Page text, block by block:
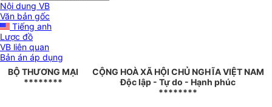
Nội dung VB
Văn bản gốc
Tiếng anh
Lược đồ
VB liên quan
Bản án áp dụng
BỘ THƯƠNG MẠI
********
CỘNG HOÀ XÃ HỘI CHỦ NGHĨA VIỆT NAM
Độc lập - Tự do - Hạnh phúc
********